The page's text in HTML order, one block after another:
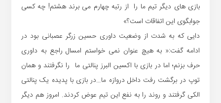
بازی های دیگر تیم ما را از رتبه چهارم می برند هشتم! چه کسی
جوابگوی این اتفاقات است؟»
دایی که به شدت از وضعیت داوری حسین زرگر عصبانی بود در
ادامه گفت:« به هیچ عنوان نمی خواستم امسال راجع به داوری
حرف بزنم؛ اما در بازی با اکسین البرز پنالتی ما را نگرفتند و همان
توپ در برگشت رفت داخل دروازه ما…در بازی با پدیده یک پنالتی
الکی گرفتند و روند را به نفع این تیم عوض کردند. امروز هم دیگر